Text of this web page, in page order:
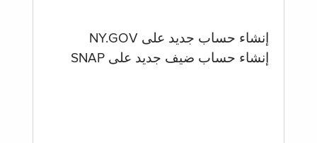
إنشاء حساب جديد على NY.GOV
إنشاء حساب ضيف جديد على SNAP